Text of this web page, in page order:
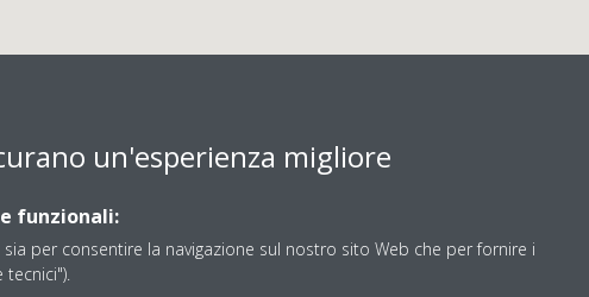
un'esperienza migliore
funzionali:
per consentire la navigazione sul nostro sito Web che per fornire i